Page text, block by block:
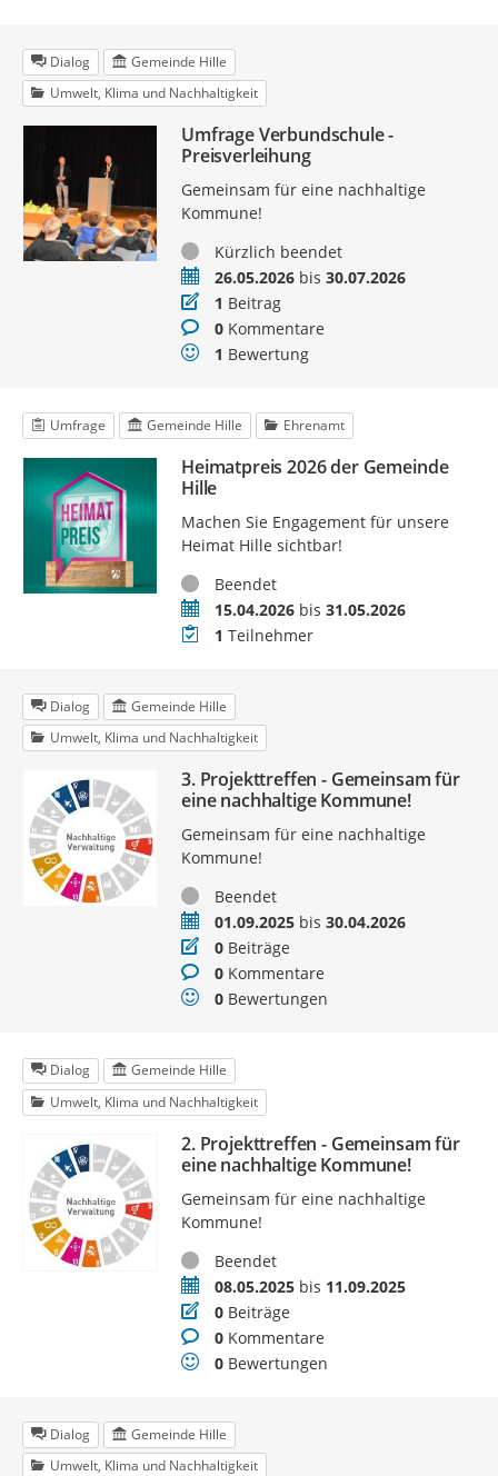
Dialog
Gemeinde Hille
Umwelt, Klima und Nachhaltigkeit
Umfrage Verbundschule -
Preisverleihung
Gemeinsam für eine nachhaltige
Kommune!
StatusKürzlich beendet
Zeitraum26.05.2026bis 30.07.2026
Beiträge
1 Beitrag
Kommentare
0Kommentare
Bewertungen
1 Bewertung
Umfrage Gemeinde Hille Ehrenamt
Heimatpreis 2026 der Gemeinde
Hille
Machen Sie Engagement für unsere
Heimat Hille sichtbar!
StatusBeendet
Zeitraum15.04.2026bis 31.05.2026
Teilnehmer
1 Teilnehmer
Dialog
Gemeinde Hille
Umwelt, Klima und Nachhaltigkeit
3. Projekttreffen - Gemeinsam für
eine nachhaltige Kommune!
Gemeinsam für eine nachhaltige
Kommune!
StatusBeendet
Zeitraum01.09.2025bis 30.04.2026
Beiträge
0Beiträge
Kommentare
0Kommentare
Bewertungen
0Bewertungen
Dialog
Gemeinde Hille
Umwelt, Klima und Nachhaltigkeit
2. Projekttreffen - Gemeinsam für
eine nachhaltige Kommune!
Gemeinsam für eine nachhaltige
Kommune!
StatusBeendet
Zeitraum08.05.2025bis 11.09.2025
Beiträge
0Beiträge
Kommentare
0Kommentare
Bewertungen
0Bewertungen
Dialog
Gemeinde Hille
Umwelt, Klima und Nachhaltigkeit